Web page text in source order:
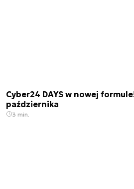
Cyber24 DAYS w nowej
października
3 min.